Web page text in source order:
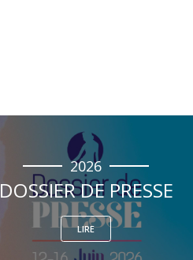
2026
DOSSIER DE PRESSE
LIRE